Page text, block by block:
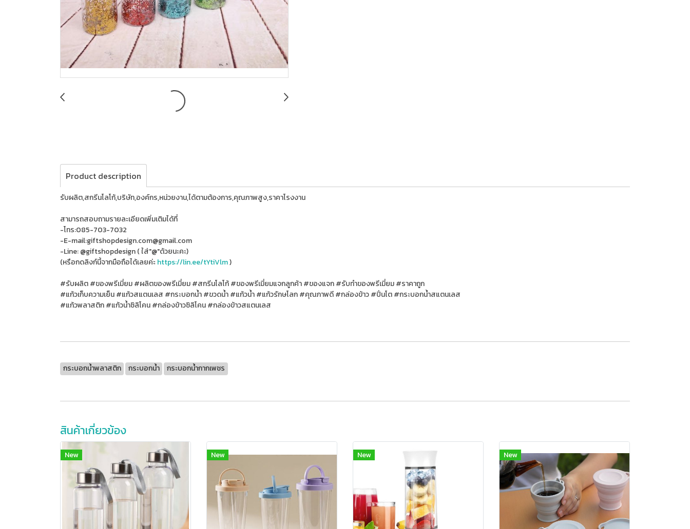
Product description
รับผลิต,สกรีนโลโก้,บริษัท,องค์กร,หน่วยงาน,ได้ตามต้องการ,คุณภาพสูง,ราคาโรงงาน
สามารถสอบถามรายละเอียดเพิ่มเติมได้ที่
-โทร:085-703-7032
-E-mail:giftshopdesign.com@gmail.com
-Line: @giftshopdesign ( ใส่"@"ด้วยนะคะ)
(หรือกดลิงก์นี้จากมือถือได้เลยค่ะhttps://lin.ee/tYtiVlm)
#รับผลิต #ของพรีเมี่ยม #ผลิตของพรีเมี่ยม #สกรีนโลโก้ #ของพรีเมี่ยมแจกลูกค้า #ของแจก #รับทําของพรีเมี่ยม #ราคาถูก
#แก้วเก็บความเย็น #แก้วสแตนเลส #กระบอกน้ำ #ขวดน้ำ #แก้วน้ำ #แก้วรักษโลก #คุณภาพดี #กล่องข้าว #ปิ่นโต #กระบอกน้ำสแตนเลส
#แก้วพลาสติก #แก้วน้ำซิลิโคน #กล่องข้าวซิลิโคน #กล่องข้าวสแตนเลส
กระบอกน้ำพลาสติก กระบอกน้ำ กระบอกน้ำกากเพชร
สินค้าเกี่ยวข้อง
New New New New